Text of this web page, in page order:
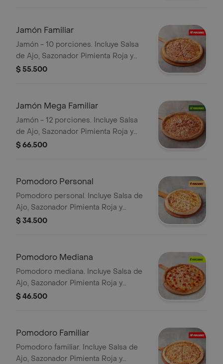
Jamón Familiar
Jamón - 10 porciones. Incluye Salsa
de Ajo, Sazonador Pimienta Roja y
Pepperoncini.
$ 55.500
Jamón Mega Familiar
Jamón - 12 porciones. Incluye Salsa
de Ajo, Sazonador Pimienta Roja y
Pepperoncini.
$ 66.500
Pomodoro Personal
Pomodoro personal. Incluye Salsa de
Ajo, Sazonador Pimienta Roja y
Pepperoncini.
$ 34.500
Pomodoro Mediana
Pomodoro mediana. Incluye Salsa de
Ajo, Sazonador Pimienta Roja y
Pepperoncini.
$ 46.500
Pomodoro Familiar
Pomodoro familiar. Incluye Salsa de
Ajo, Sazonador Pimienta Roja y